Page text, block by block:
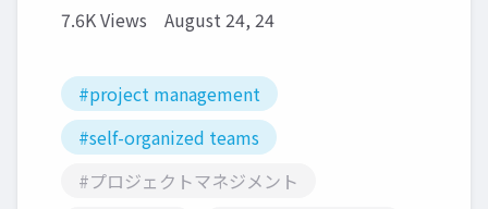
7.6K Views August 24, 24
#project management
#self-organized teams
#プロジェクトマネジメント